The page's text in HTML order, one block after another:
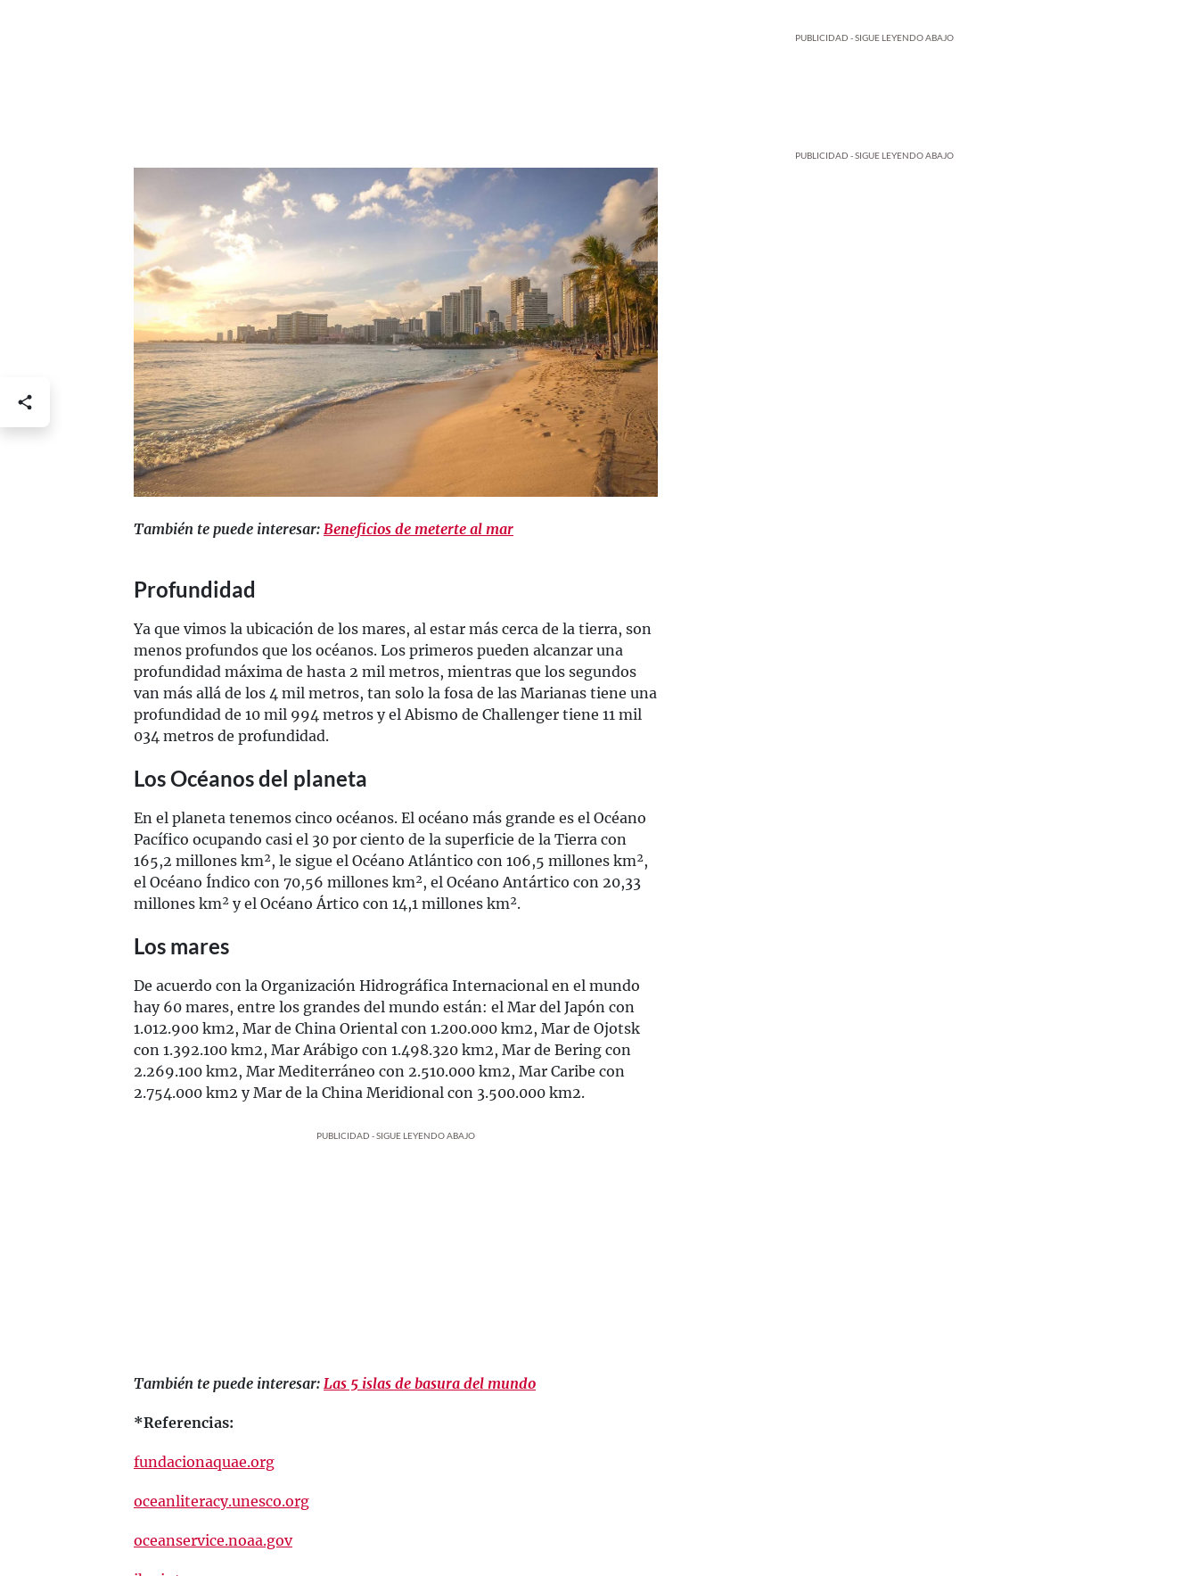
También te puede interesar: Beneficios de meterte al mar
Profundidad
Ya que vimos la ubicación de los mares, al estar más cerca de la tierra, son
menos profundos que los océanos. Los primeros pueden alcanzar una
profundidad máxima de hasta 2 mil metros, mientras que los segundos
van más allá de los 4 mil metros, tan solo la fosa de las Marianas tiene una
profundidad de 10 mil 994 metros y el Abismo de Challenger tiene 11 mil
034 metros de profundidad.
Los Océanos del planeta
En el planeta tenemos cinco océanos. El océano más grande es el Océano
Pacífico ocupando casi el 30 por ciento de la superficie de la Tierra con
165,2 millones km², le sigue el Océano Atlántico con 106,5 millones km²,
el Océano Índico con 70,56 millones km², el Océano Antártico con 20,33
millones km² y el Océano Ártico con 14,1 millones km².
Los mares
De acuerdo con la Organización Hidrográfica Internacional en el mundo
hay 60 mares, entre los grandes del mundo están: el Mar del Japón con
1.012.900 km2, Mar de China Oriental con 1.200.000 km2, Mar de Ojotsk
con 1.392.100 km2, Mar Arábigo con 1.498.320 km2, Mar de Bering con
2.269.100 km2, Mar Mediterráneo con 2.510.000 km2, Mar Caribe con
2.754.000 km2 y Mar de la China Meridional con 3.500.000 km2.
PUBLICIDAD - SIGUE LEYENDO ABAJO
También te puede interesar: Las 5 islas de basura del mundo
*Referencias:
fundacionaquae.org
oceanliteracy.unesco.org
oceanservice.noaa.gov
PUBLICIDAD - SIGUE LEYENDO ABAJO
PUBLICIDAD - SIGUE LEYENDO ABAJO